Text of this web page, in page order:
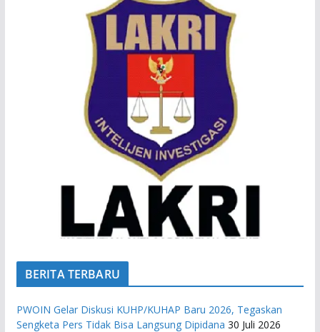
BERITA TERBARU
PWOIN Gelar Diskusi KUHP/KUHAP Baru 2026, Tegaskan
Sengketa Pers Tidak Bisa Langsung Dipidana 30 Juli 2026